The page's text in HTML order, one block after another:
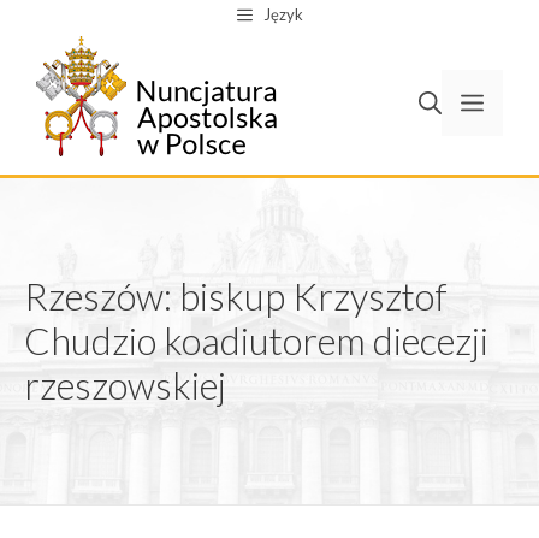
treści
Język
Rzeszów: biskup Krzysztof
Chudzio koadiutorem diecezji
rzeszowskiej